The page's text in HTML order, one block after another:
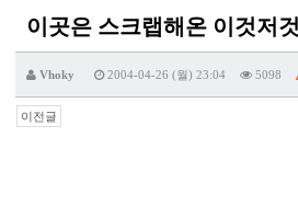
이곳은 스크랩해온 이것저
Vhoky 2004-04-26 (월) 23:04 5098
이전글